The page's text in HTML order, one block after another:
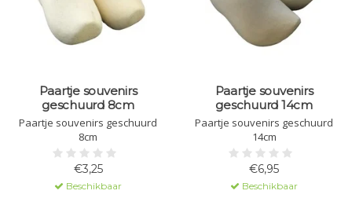
Paartje souvenirs
geschuurd 8cm
Paartje souvenirs geschuurd
8cm
€3,25
Beschikbaar
Paartje souvenirs
geschuurd 14cm
Paartje souvenirs geschuurd
14cm
€6,95
Beschikbaar